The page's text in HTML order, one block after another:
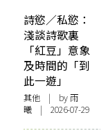
詩慾／私慾：
淺談詩歌裏
「紅豆」意象
及時間的「到
此一遊」
其他 | by 雨
曦 | 2026-07-29